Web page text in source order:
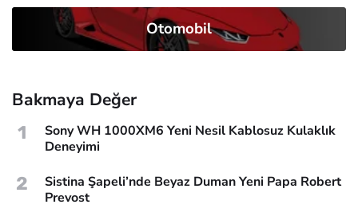
Otomobil
Bakmaya Değer
1
Sony WH 1000XM6 Yeni Nesil Kablosuz Kulaklık
Deneyimi
2
Sistina Şapeli’nde Beyaz Duman Yeni Papa Robert
Prevost